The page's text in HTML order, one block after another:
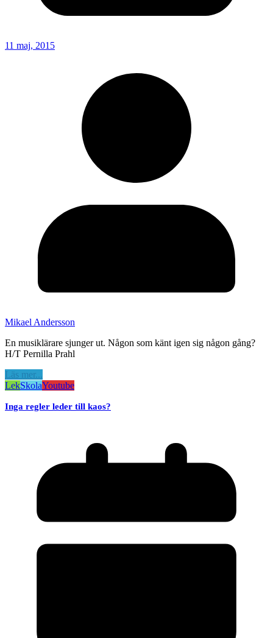
11 maj, 2015
Mikael Andersson
En musiklärare sjunger ut. Någon som känt igen sig någon gång?
H/T Pernilla Prahl
Läs mer...
LekSkolaYoutube
Inga regler leder till kaos?